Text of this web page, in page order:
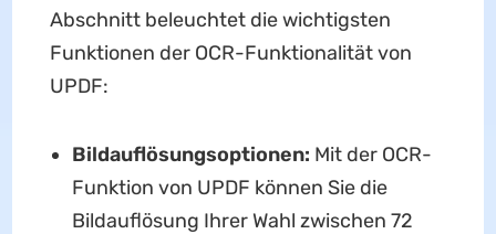
Abschnitt beleuchtet die wichtigsten
Funktionen der OCR-Funktionalität von
UPDF:
Bildauflösungsoptionen: Mit der OCR-
Funktion von UPDF können Sie die
Bildauflösung Ihrer Wahl zwischen 72